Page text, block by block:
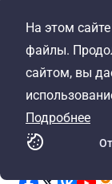
На этом
файлы.
сайтом, вы
Подробнее
© Cyprus
Будьте